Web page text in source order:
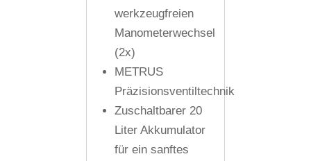
werkzeugfreien
Manometerwechsel
(2x)
METRUS
Präzisionsventiltechnik
Zuschaltbarer 20
Liter Akkumulator
für ein sanftes